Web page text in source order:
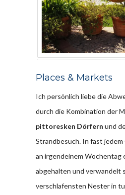
Places & Markets
Ich persönlich liebe die
durch die Kombination der
pittoresken Dörfern und
Strandbesuch. In fast
an irgendeinem Wochentag
abgehalten und verwandelt
verschlafensten Nester in